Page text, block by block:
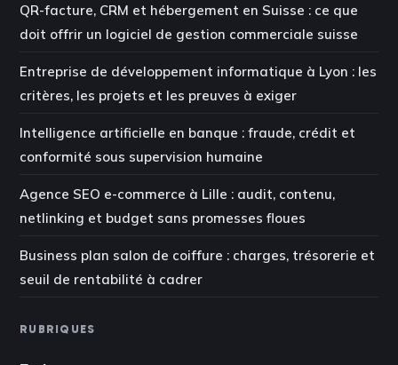
QR-facture, CRM et hébergement en Suisse : ce que
doit offrir un logiciel de gestion commerciale suisse
Entreprise de développement informatique à Lyon : les
critères, les projets et les preuves à exiger
Intelligence artificielle en banque : fraude, crédit et
conformité sous supervision humaine
Agence SEO e-commerce à Lille : audit, contenu,
netlinking et budget sans promesses floues
Business plan salon de coiffure : charges, trésorerie et
seuil de rentabilité à cadrer
RUBRIQUES